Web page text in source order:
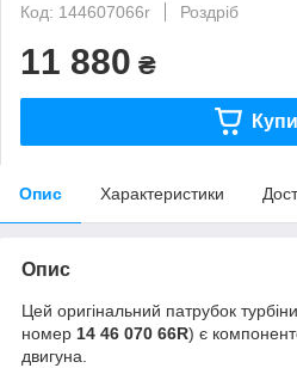
Код: 144607066r
Роздріб
11 880 ₴
Опис Характеристики
Опис
Цей оригінальний патрубок
номер 14 46 070 66R) є
двигуна.